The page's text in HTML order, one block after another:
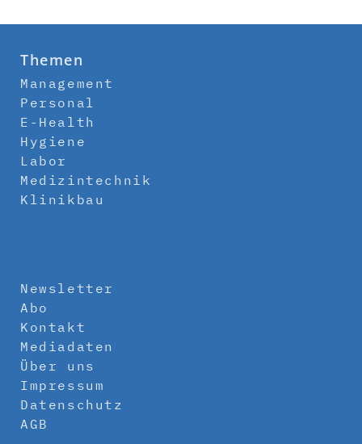
Themen
Management
Personal
E-Health
Hygiene
Labor
Medizintechnik
Klinikbau
Newsletter
Abo
Kontakt
Mediadaten
Über uns
Impressum
Datenschutz
AGB